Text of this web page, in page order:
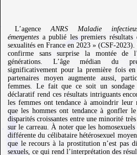
L’agence ANRS Maladie
émergentes a publié les premiers résultats
sexualités en France en 2023 » (CSF-
confirme sans surprise la montée de
générations. L’âge médian du
significativement pour la première fois
partenaires moyen augmente aussi,
femmes. Le fait que ce soit un sondage
déclaratif rend ces résultats intriguants
les femmes ont tendance à amoindrir leur
que les hommes ont tendance à gonfler
disparités croissantes entre une minorité
sur le carreau. À noter que les
différente du célibataire hétérosexuel
que le recours à la prostitution n’est pas
sexuels, ce qui rend l’interprétation des